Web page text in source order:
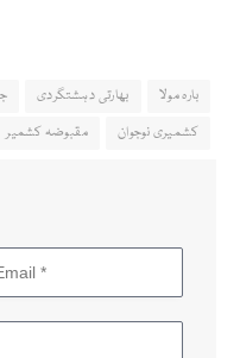
بارہ مولا بھارتی دہشتگردی
کشمیری نوجوان
مقبوضہ کشمیر